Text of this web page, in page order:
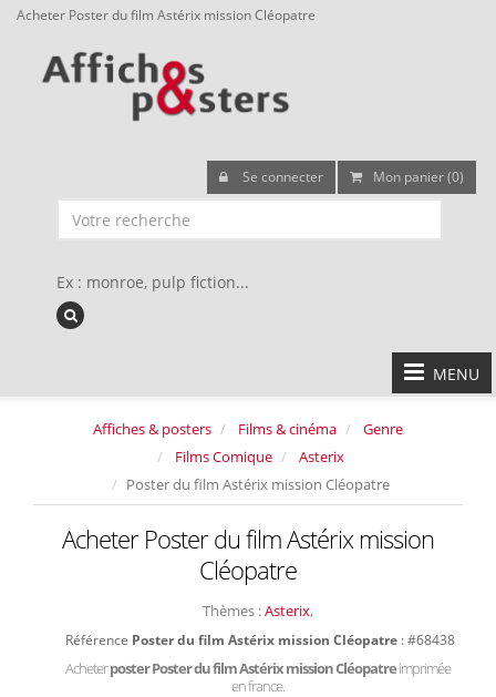
Acheter Poster du film Astérix mission Cléopatre
Se connecter Mon panier (0)
Ex : monroe, pulp fiction...
MENU
Affiches & posters Films & cinéma
Genre
Films Comique
Asterix
Poster du film Astérix mission Cléopatre
Acheter Poster du film Astérix mission
Cléopatre
Thèmes :Asterix,
Référence Poster du film Astérix mission Cléopatre : #68438
Acheterposter Poster du film Astérix mission Cléopatreimprimée
en france.